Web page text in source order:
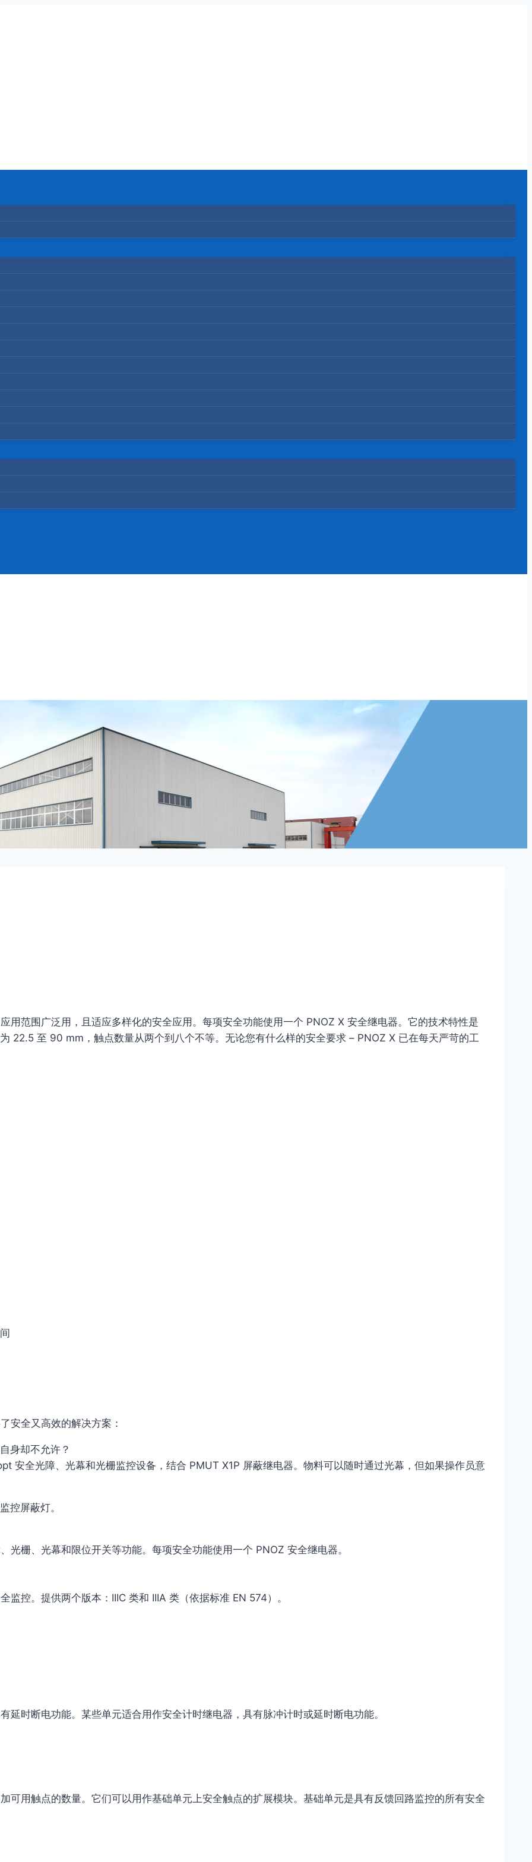
用范围广泛用，且适应多样化的安全应用。每项安全功能使用一个 PNOZ X 安全继电器。它的技术特性是
22.5 至 90 mm，触点数量从两个到八个不等。无论您有什么样的安全要求 – PNOZ X 已在每天严苛的工
安全又高效的解决方案：
身却不允许？
安全光障、光幕和光栅监控设备，结合 PMUT X1P 屏蔽继电器。物料可以随时通过光幕，但如果操作员意
控屏蔽灯。
光栅、光幕和限位开关等功能。每项安全功能使用一个 PNOZ 安全继电器。
控。提供两个版本：IIIC 类和 IIIA 类（依据标准 EN 574）。
时断电功能。某些单元适合用作安全计时继电器，具有脉冲计时或延时断电功能。
可用触点的数量。它们可以用作基础单元上安全触点的扩展模块。基础单元是具有反馈回路监控的所有安全